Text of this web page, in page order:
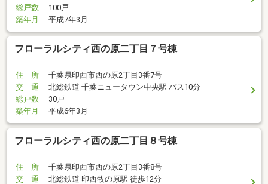
総戸数
100戸
築年月
平成7年3月
フローラルシティ西の原二丁目７号棟
住 所
千葉県印西市西の原2丁目3番7号
交 通
北総鉄道 千葉ニュータウン中央駅 バス10分
総戸数
30戸
築年月
平成6年3月
フローラルシティ西の原二丁目８号棟
住 所
千葉県印西市西の原2丁目3番8号
交 通
北総鉄道 印西牧の原駅 徒歩12分